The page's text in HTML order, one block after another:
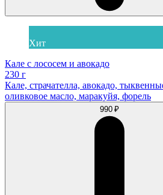
Хит
Кале с лососем и авокадо
230 г
Кале, страчателла, авокадо,
оливковое масло, маракуйя, форель
990 ₽